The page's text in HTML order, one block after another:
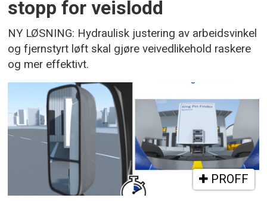
stopp for veislodd
NY LØSNING: Hydraulisk justering av arbeidsvinkel
og fjernstyrt løft skal gjøre veivedlikehold raskere
og mer effektivt.
PROFF